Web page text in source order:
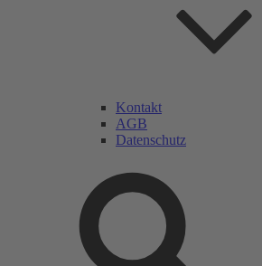
Kontakt
AGB
Datenschutz